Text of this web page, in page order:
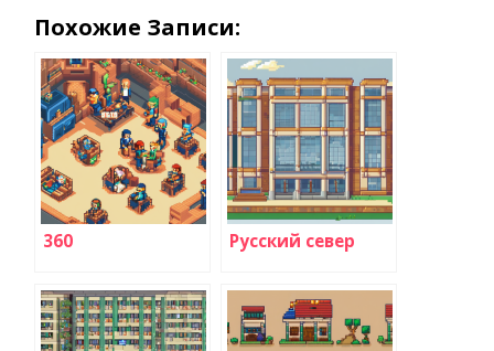
Похожие Записи:
360 Русский север